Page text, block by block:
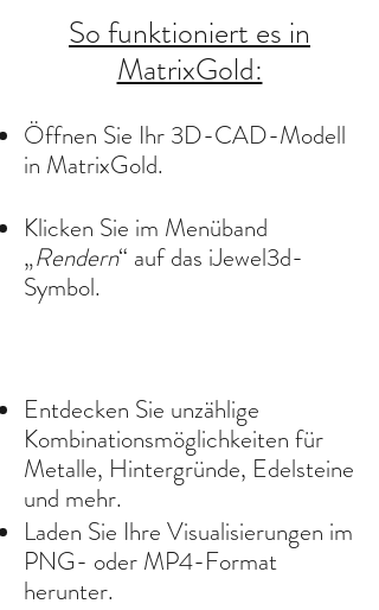
So funktioniert es in
MatrixGold:
Öffnen Sie Ihr 3D-CAD-Modell
in MatrixGold.
Klicken Sie im Menüband
„Rendern“ auf das iJewel3d-
Symbol.
Entdecken Sie unzählige
Kombinationsmöglichkeiten für
Metalle, Hintergründe, Edelsteine
​​und mehr.
Laden Sie Ihre Visualisierungen im
PNG- oder MP4-Format
herunter.